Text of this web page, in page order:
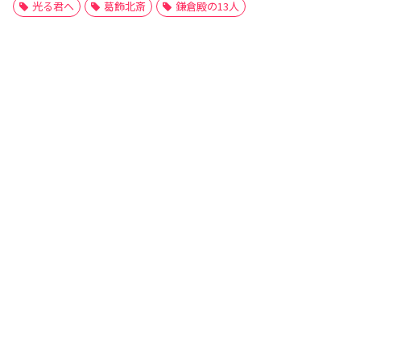
光る君へ 葛飾北斎 鎌倉殿の13人